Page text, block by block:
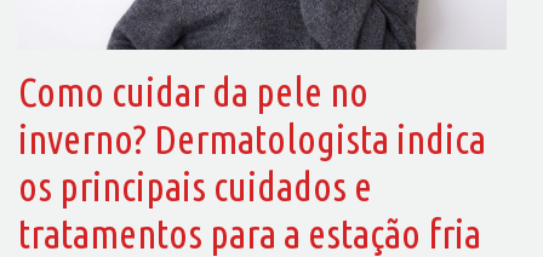
Como cuidar da pele no
inverno? Dermatologista indica
os principais cuidados e
tratamentos para a estação fria